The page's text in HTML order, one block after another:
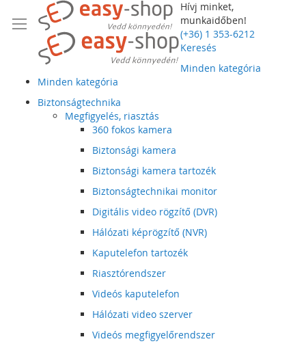
Hívj minket,
munkaidőben!
(+36) 1 353-6212
Keresés
Minden kategória
Minden kategória
Biztonságtechnika
Megfigyelés, riasztás
360 fokos kamera
Biztonsági kamera
Biztonsági kamera tartozék
Biztonságtechnikai monitor
Digitális video rögzítő (DVR)
Hálózati képrögzítő (NVR)
Kaputelefon tartozék
Riasztórendszer
Videós kaputelefon
Hálózati video szerver
Videós megfigyelőrendszer